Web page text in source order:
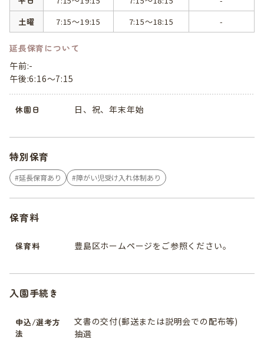
土曜
7:15～19:15 7:15～18:15 -
延長保育について
午前:-
午後:6:16～7:15
休園日 日、祝、年末年始
特別保育
延長保育あり 障がい児受け入れ体制あり
保育料
保育料 豊島区ホームページをご参照ください。
入園手続き
申込/選考方
法
文書の交付(郵送または説明会での配布等)
抽選